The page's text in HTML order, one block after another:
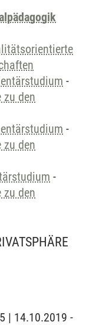
-
den
-
den
-
den
| 14.10.2019 -